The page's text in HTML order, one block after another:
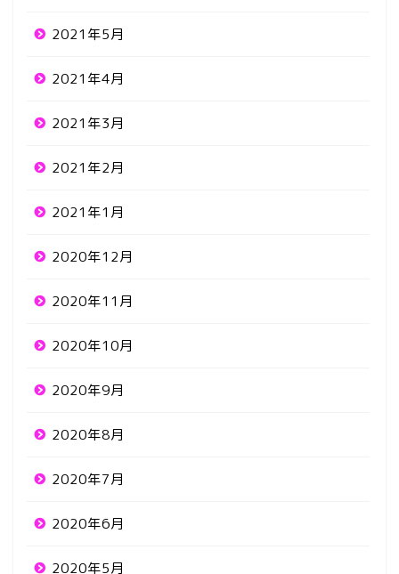
2021年5月
2021年4月
2021年3月
2021年2月
2021年1月
2020年12月
2020年11月
2020年10月
2020年9月
2020年8月
2020年7月
2020年6月
2020年5月